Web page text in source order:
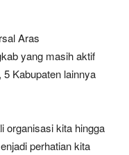
Aras
yang masih aktif
Kabupaten lainnya
organisasi kita hingga
perhatian kita